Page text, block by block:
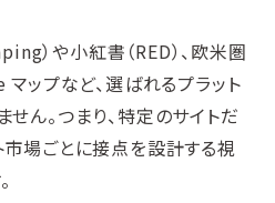
）や小紅書（RED）、欧米圏
プなど、選ばれるプラット
ん。つまり、特定のサイトだ
市場ごとに接点を設計する視